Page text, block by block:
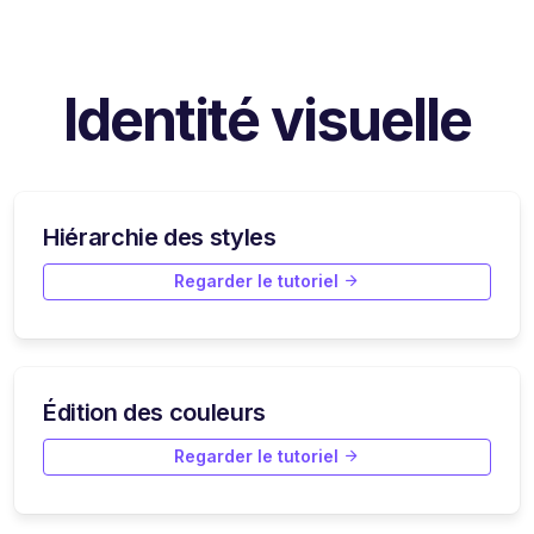
Identité visuelle
Hiérarchie des styles
Regarder le tutoriel
Édition des couleurs
Regarder le tutoriel